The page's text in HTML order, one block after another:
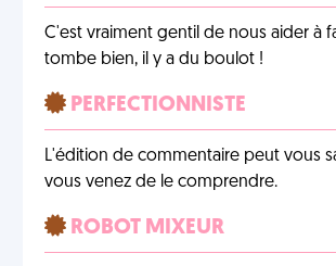
C'est vraiment gentil de nous aider à
tombe bien, il y a du boulot !
PERFECTIONNISTE
L'édition de commentaire peut vous
vous venez de le comprendre.
ROBOT MIXEUR